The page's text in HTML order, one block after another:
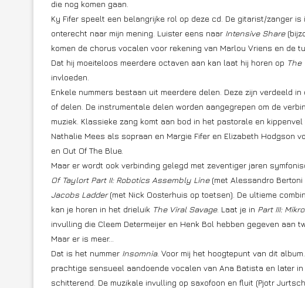
die nog komen gaan.
Ky Fifer speelt een belangrijke rol op deze cd. De gitarist/zanger is
onterecht naar mijn mening. Luister eens naar Intensive Share
komen de chorus vocalen voor rekening van Marlou Vriens en de
Dat hij moeiteloos meerdere octaven aan kan laat hij horen op The
invloeden.
Enkele nummers bestaan uit meerdere delen. Deze zijn verdeeld
of delen. De instrumentale delen worden aangegrepen om de
muziek. Klassieke zang komt aan bod in het pastorale en
Nathalie Mees als sopraan en Margie Fifer en Elizabeth Hodgson
en Out Of The Blue.
Maar er wordt ook verbinding gelegd met zeventiger jaren
Of Taylort Part II: Robotics Assembly Line(met Alessandro
Jacobs Ladder(met Nick Oosterhuis op toetsen). De ultieme
kan je horen in het drieluik The Viral Savage. Laat je in Part III:
invulling die Cleem Determeijer en Henk Bol hebben gegeven aan
Maar er is meer…
Dat is het nummer Insomnia. Voor mij het hoogtepunt van dit
prachtige sensueel aandoende vocalen van Ana Batista en later
schitterend. De muzikale invulling op saxofoon en fluit (Pjotr